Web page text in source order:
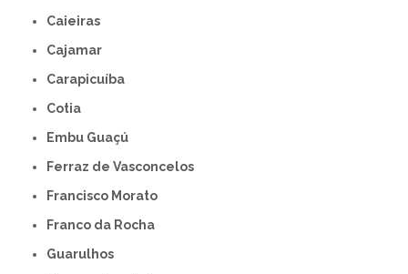
Caieiras
Cajamar
Carapicuíba
Cotia
Embu Guaçú
Ferraz de Vasconcelos
Francisco Morato
Franco da Rocha
Guarulhos